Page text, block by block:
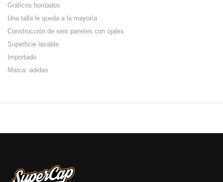
Gráficos bordados
Una talla le queda a la mayoría
Construcción de seis paneles con ojales
Superficie lavable
Importado
Marca: adidas